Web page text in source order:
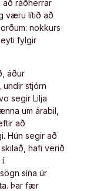
að ráðherrar
væru lítið að
nokkurs
fylgir
áður
stjórn
segir Lilja
um árabil,
að
Hún segir að
hafi verið
í
sína úr
Þar fær